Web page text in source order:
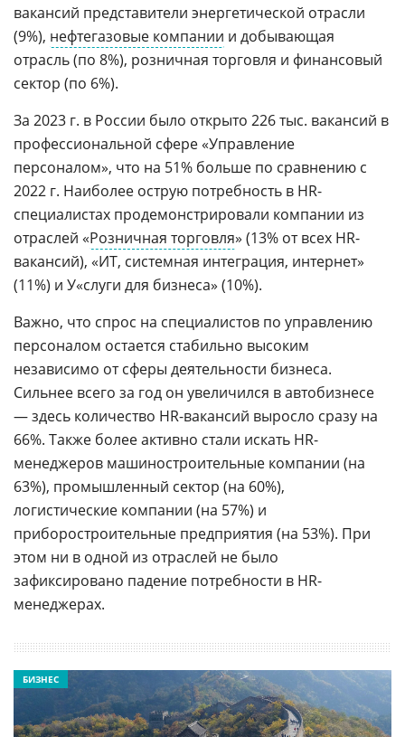
вакансий представители энергетической отрасли
(9%), нефтегазовые компании и добывающая
отрасль (по 8%), розничная торговля и финансовый
сектор (по 6%).
За 2023 г. в России было открыто 226 тыс. вакансий в
профессиональной сфере «Управление
персоналом», что на 51% больше по сравнению с
2022 г. Наиболее острую потребность в HR-
специалистах продемонстрировали компании из
отраслей «Розничная торговля» (13% от всех HR-
вакансий), «ИТ, системная интеграция, интернет»
(11%) и У«слуги для бизнеса» (10%).
Важно, что спрос на специалистов по управлению
персоналом остается стабильно высоким
независимо от сферы деятельности бизнеса.
Сильнее всего за год он увеличился в автобизнесе
— здесь количество HR-вакансий выросло сразу на
66%. Также более активно стали искать HR-
менеджеров машиностроительные компании (на
63%), промышленный сектор (на 60%),
логистические компании (на 57%) и
приборостроительные предприятия (на 53%). При
этом ни в одной из отраслей не было
зафиксировано падение потребности в HR-
менеджерах.
БИЗНЕС